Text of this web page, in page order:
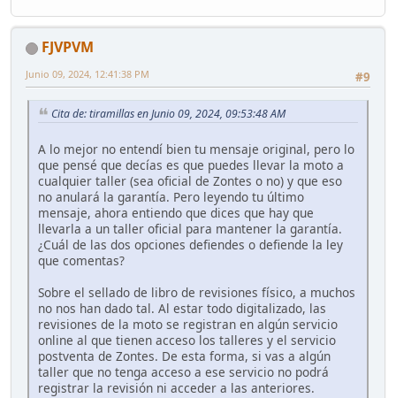
FJVPVM
#9
Junio 09, 2024, 12:41:38 PM
Cita de: tiramillas en Junio 09, 2024, 09:53:48 AM
A lo mejor no entendí bien tu mensaje original, pero lo
que pensé que decías es que puedes llevar la moto a
cualquier taller (sea oficial de Zontes o no) y que eso
no anulará la garantía. Pero leyendo tu último
mensaje, ahora entiendo que dices que hay que
llevarla a un taller oficial para mantener la garantía.
¿Cuál de las dos opciones defiendes o defiende la ley
que comentas?
Sobre el sellado de libro de revisiones físico, a muchos
no nos han dado tal. Al estar todo digitalizado, las
revisiones de la moto se registran en algún servicio
online al que tienen acceso los talleres y el servicio
postventa de Zontes. De esta forma, si vas a algún
taller que no tenga acceso a ese servicio no podrá
registrar la revisión ni acceder a las anteriores.